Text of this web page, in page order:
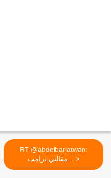
RT @abdelbariatwan:
مقالتي:ترامب... >